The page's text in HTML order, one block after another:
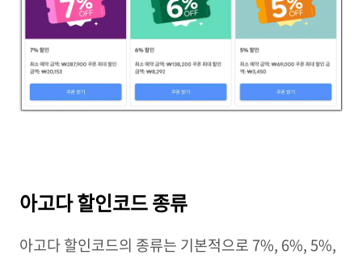
아고다 할인코드 종류
아고다 할인코드의 종류는 기본적으로 7%, 6%, 5%,